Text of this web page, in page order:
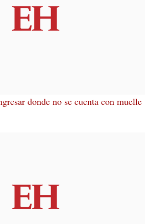
donde no se cuenta con muelle